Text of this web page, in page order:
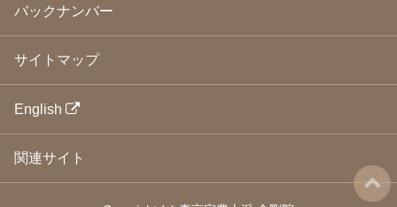
2008年5月(21)
(24)
2008年2月 (21)
2008年1月(23)
2007年12月
2007年9月
2007年8月(26)
バックナンバー
サイトマップ
English
関連サイト